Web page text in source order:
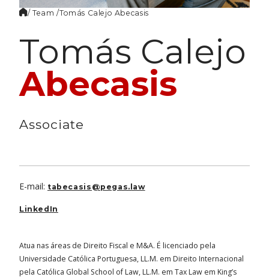
/ Team /Tomás Calejo Abecasis
Tomás Calejo
Abecasis
Associate
E-mail: tabecasis@pegas.law
LinkedIn
Atua nas áreas de Direito Fiscal e M&A. É licenciado pela
Universidade Católica Portuguesa, LL.M. em Direito Internacional
pela Católica Global School of Law, LL.M. em Tax Law em King’s